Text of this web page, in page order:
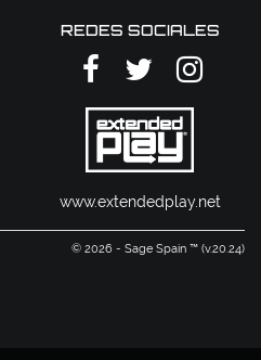
REDES SOCIALES
www.extendedplay.net
© 2026 - Sage Spain ™ (v.20.24)